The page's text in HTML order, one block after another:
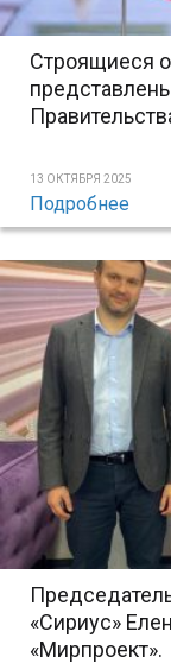
Строящиеся
13 ОКТЯБРЯ 2025
Подробнее
«Сириус»
«Мирпроект».